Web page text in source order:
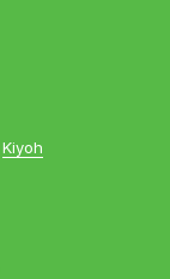
Kiyoh